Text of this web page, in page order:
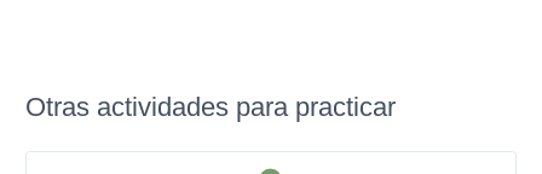
Otras actividades para practicar